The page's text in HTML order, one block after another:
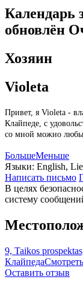
Календарь
обновлён
Хозяин
Violeta
Привет, я Violeta -
Клайпеде, с
со мной можно
БольшеМеньше
Языки: English,
Написать письмо
В целях
систему
9, Taikos
Клайпеда
Оставить отзыв